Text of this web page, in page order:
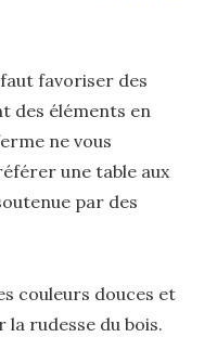
favoriser des
des éléments en
ne vous
une table aux
par des
couleurs douces et
rudesse du bois.